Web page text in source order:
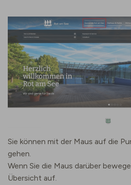
Sie können mit der Maus auf die
gehen.
Wenn Sie die Maus darüber
Übersicht auf.